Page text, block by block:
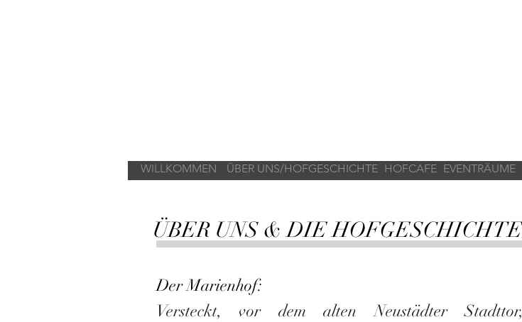
ÜBER UNS/HOFGESCHICHTE
WILLKOMMEN HOFCAFE EVENTRÄUME
ÜBER UNS & DIE HOFGESCHICHTE
Der Marienhof:
Versteckt, vor dem alten Neustädter